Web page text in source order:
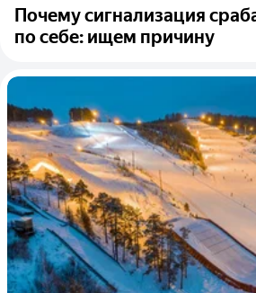
Почему сигнализация
по себе: ищем причину